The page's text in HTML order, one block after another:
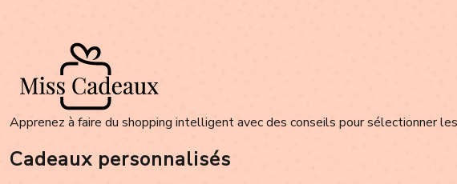
Apprenez à faire du shopping intelligent avec des conseils pour sélectionner
Cadeaux personnalisés